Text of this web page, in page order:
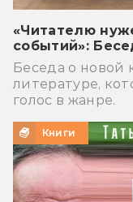
«Читателю
событий»:
Беседа о новой
литературе,
голос в жанре.
Книги